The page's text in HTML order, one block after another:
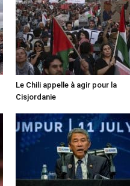
Le Chili appelle à agir pour la
Cisjordanie